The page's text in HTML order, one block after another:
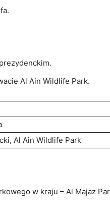
Al Ain Wildlife Park.
Al​ Ain​ Wildlife Park
w kraju – ​Al Majaz